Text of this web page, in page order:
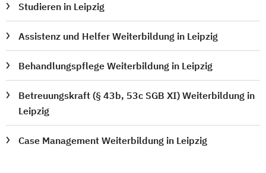
Studieren in Leipzig
Assistenz und Helfer Weiterbildung in Leipzig
Behandlungspflege Weiterbildung in Leipzig
Betreuungskraft (§ 43b, 53c SGB XI) Weiterbildung in
Leipzig
Case Management Weiterbildung in Leipzig